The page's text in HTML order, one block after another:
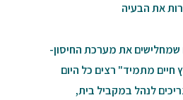
את הבעיה
שמחלישים את מערכת החיסון-
חיים מתמיד" רצים כל היום
לנהל במקביל בית,